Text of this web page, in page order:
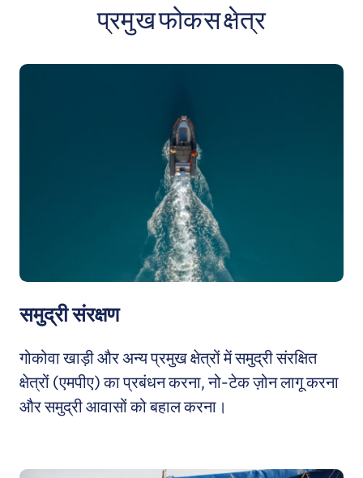
प्रमुख फोकस क्षेत्र
समुद्री संरक्षण
गोकोवा खाड़ी और अन्य प्रमुख क्षेत्रों में समुद्री संरक्षित
क्षेत्रों (एमपीए) का प्रबंधन करना, नो-टेक ज़ोन लागू करना
और समुद्री आवासों को बहाल करना।